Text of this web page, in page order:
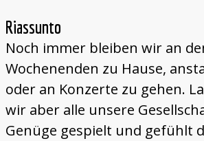
Riassunto
Noch immer bleiben wir an
Wochenenden zu Hause,
oder an Konzerte zu gehen.
wir aber alle unsere
Genüge gespielt und gefühlt